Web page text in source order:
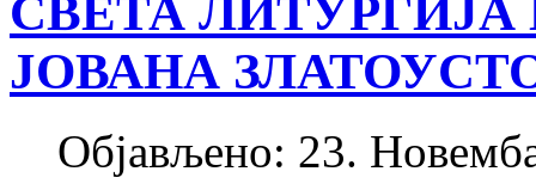
СВЕТА
ЈОВАНА
Објављено: 23.